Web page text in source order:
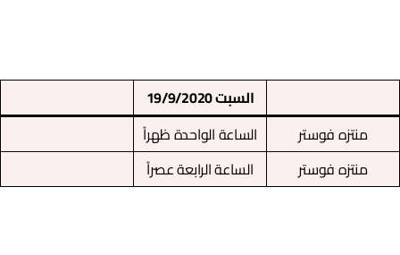
السبت 19/9/2020
منتزه فوستر
الساعة الواحدة ظهراً
منتزه فوستر
الساعة الرابعة عصراً